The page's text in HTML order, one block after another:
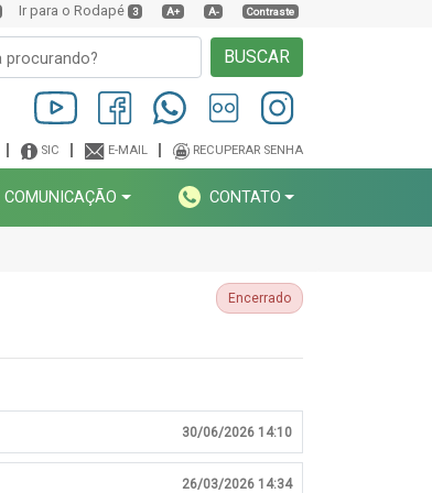
Ir para o Rodapé 3 A+ A- Contraste
BUSCAR
SIC E-MAIL RECUPERAR SENHA
COMUNICAÇÃO CONTATO
Encerrado
30/06/2026 14:10
26/03/2026 14:34